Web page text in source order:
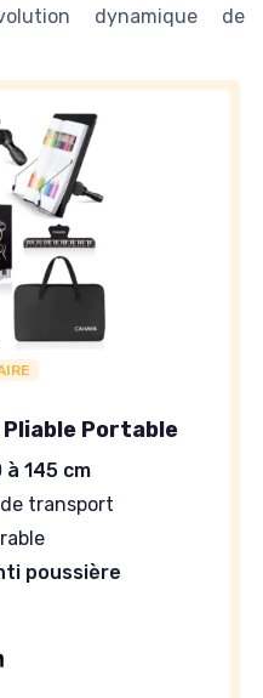
dynamique de
Portable
à 145 cm
transport
poussière